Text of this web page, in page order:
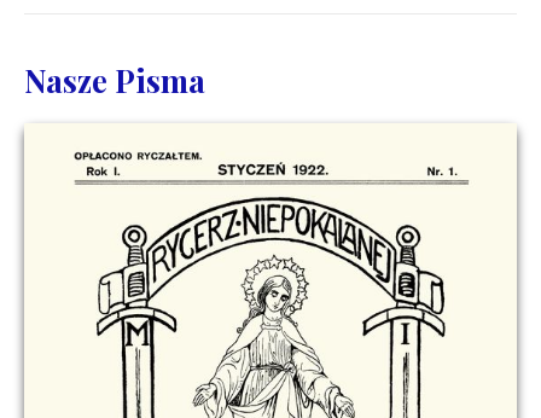
Nasze Pisma